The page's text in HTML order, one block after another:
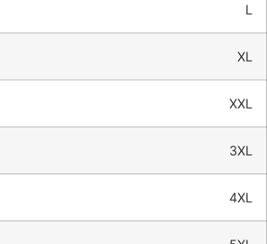
L
XL
XXL
3XL
4XL